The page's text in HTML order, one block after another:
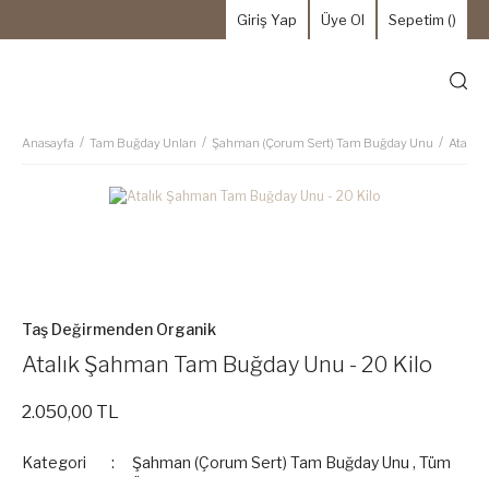
Giriş Yap Üye Ol Sepetim ()
Anasayfa Tam Buğday Unları Şahman (Çorum Sert) Tam Buğday Unu Atalık
Taş Değirmenden Organik
Atalık Şahman Tam Buğday Unu - 20 Kilo
2.050,00 TL
Kategori Şahman (Çorum Sert) Tam Buğday Unu , Tüm